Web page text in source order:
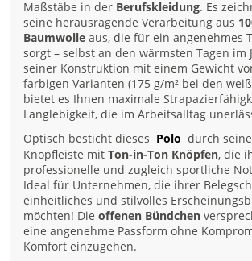
Maßstäbe in der Berufskleidung. Es
seine herausragende Verarbeitung aus
Baumwolle aus, die für ein angenehmes
sorgt – selbst an den wärmsten Tagen im
seiner Konstruktion mit einem Gewicht
farbigen Varianten (175 g/m² bei den
bietet es Ihnen maximale
Langlebigkeit, die im Arbeitsalltag
Optisch besticht dieses Polo durch
Knopfleiste mitTon-in-Ton Knöpfen, die
professionelle und zugleich sportliche
Ideal für Unternehmen, die ihrer
einheitliches und stilvolles
möchten! Dieoffenen Bündchen
eine angenehme Passform ohne
Komfort einzugehen.